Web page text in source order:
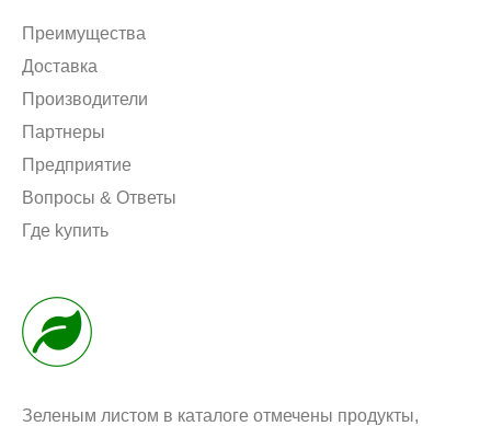
Преимущества
Доставка
Производители
Партнеры
Предприятие
Вопросы & Oтветы
Где kупить
Зеленым листом в каталоге отмечены продукты,